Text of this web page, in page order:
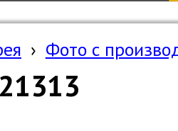
› Фото с